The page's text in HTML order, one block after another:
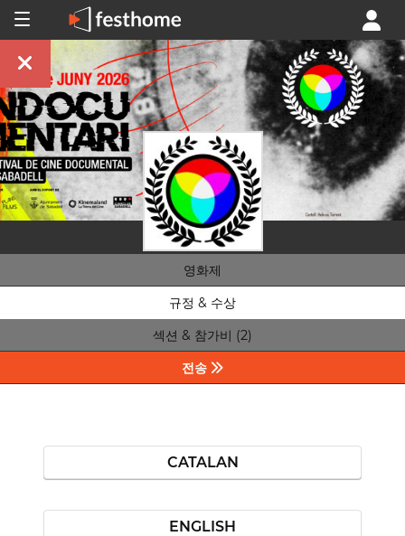
영화제
규정 & 수상
섹션 & 참가비 (2)
전송
CATALAN
ENGLISH